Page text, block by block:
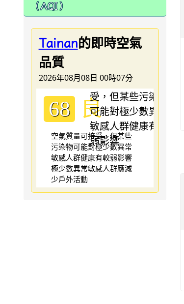
（AQI）
Tainan的即時空氣
品質
2026年08月08日 00時07分
68 良
空氣質量可接受，但某些
污染物可能對極少數異常
敏感人群健康有較弱影響
極少數異常敏感人群應減
少戶外活動